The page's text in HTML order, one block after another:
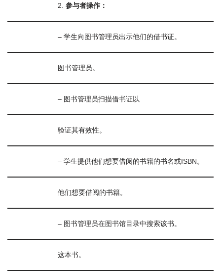
2. 参与者操作：
– 学生向图书管理员出示他们的借书证。
图书管理员。
– 图书管理员扫描借书证以
验证其有效性。
– 学生提供他们想要借阅的书籍的书名或ISBN。
他们想要借阅的书籍。
– 图书管理员在图书馆目录中搜索该书。
这本书。